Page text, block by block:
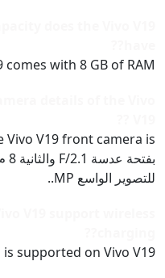
comes with 8 GB of RAM..
للتصوير الواسع MP..
supported on Vivo V19 .